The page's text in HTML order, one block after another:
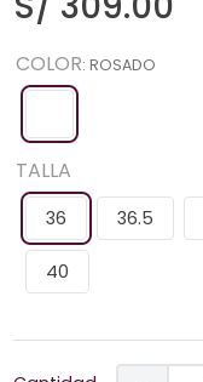
COLOR: ROSADO
TALLA
36 36.5
40